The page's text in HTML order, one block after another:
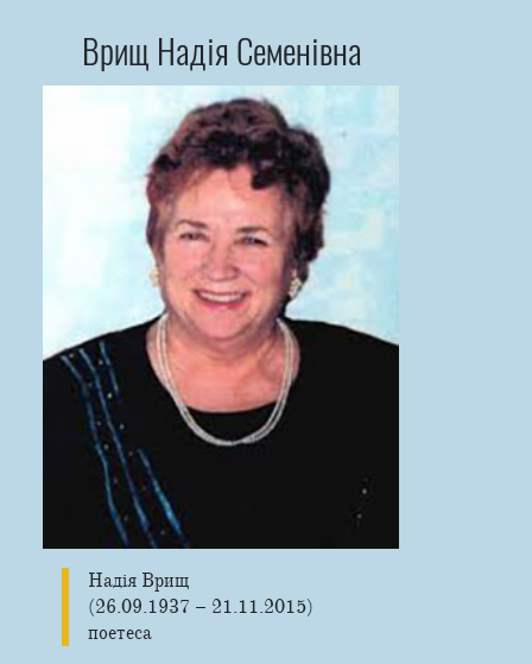
Врищ Надія Семенівна
Надія Врищ
(26.09.1937 – 21.11.2015)
поетеса